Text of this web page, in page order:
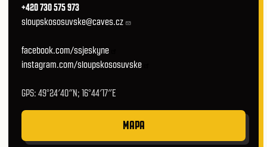
+420 730 575 973
sloupskososuvske@caves.cz
facebook.com/ssjeskyne
instagram.com/sloupskososuvske
GPS: 49°24′40″N; 16°44′17″E
MAPA